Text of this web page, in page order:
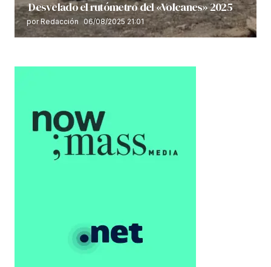
Desvelado el rutómetro del «Volcanes» 2025
por Redacción 06/08/2025 21:01